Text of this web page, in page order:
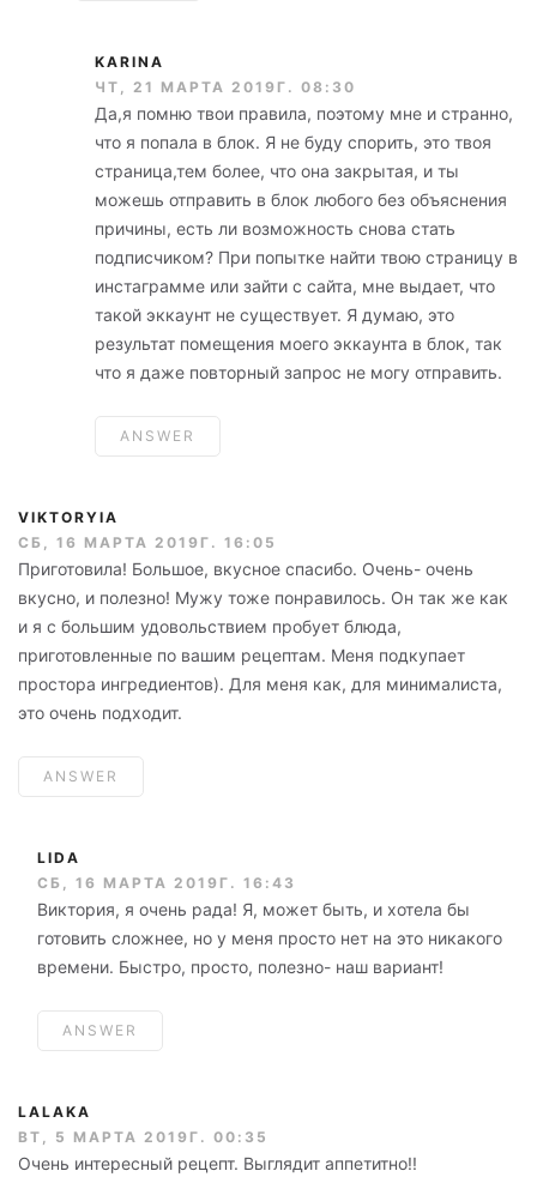
KARINA
ЧТ, 21 МАРТА 2019Г. 08:30
Да,я помню твои правила, поэтому мне и странно,
что я попала в блок. Я не буду спорить, это твоя
страница,тем более, что она закрытая, и ты
можешь отправить в блок любого без объяснения
причины, есть ли возможность снова стать
подписчиком? При попытке найти твою страницу в
инстаграмме или зайти с сайта, мне выдает, что
такой эккаунт не существует. Я думаю, это
результат помещения моего эккаунта в блок, так
что я даже повторный запрос не могу отправить.
ANSWER
VIKTORYIA
СБ, 16 МАРТА 2019Г. 16:05
Приготовила! Большое, вкусное спасибо. Очень- очень
вкусно, и полезно! Мужу тоже понравилось. Он так же как
и я с большим удовольствием пробует блюда,
приготовленные по вашим рецептам. Меня подкупает
простора ингредиентов). Для меня как, для минималиста,
это очень подходит.
ANSWER
LIDA
СБ, 16 МАРТА 2019Г. 16:43
Виктория, я очень рада! Я, может быть, и хотела бы
готовить сложнее, но у меня просто нет на это никакого
времени. Быстро, просто, полезно- наш вариант!
ANSWER
LALAKA
ВТ, 5 МАРТА 2019Г. 00:35
Очень интересный рецепт. Выглядит аппетитно!!